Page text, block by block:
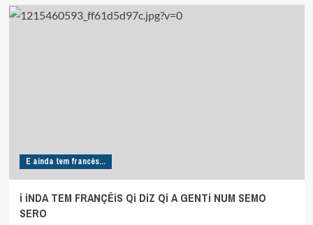
E ainda tem francês...
i iNDA TEM FRANÇÊiS Qi DiZ Qi A GENTi NUM SEMO
SERO